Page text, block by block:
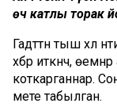
өч катлы торак
Гадәттән тыш хәл
хәбәр иткәнчә,
коткарганнар.
мәете табылган.